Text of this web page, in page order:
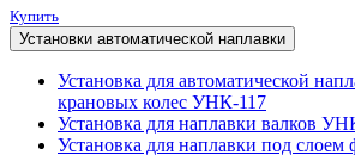
Купить
Установки автоматической наплавки
Установка для автоматической
крановых колес УНК-117
Установка для наплавки валков
Установка для наплавки под